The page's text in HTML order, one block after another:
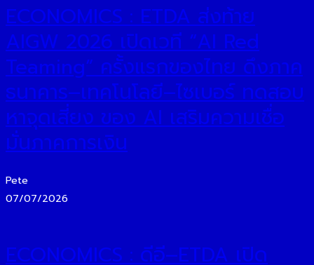
ECONOMICS : ETDA ส่งท้าย
AIGW 2026 เปิดเวที “AI Red
Teaming” ครั้งแรกของไทย ดึงภาค
ธนาคาร–เทคโนโลยี–ไซเบอร์ ทดสอบ
หาจุดเสี่ยง ของ AI เสริมความเชื่อ
มั่นภาคการเงิน
Pete
07/07/2026
ECONOMICS : ดีอี–ETDA เปิด